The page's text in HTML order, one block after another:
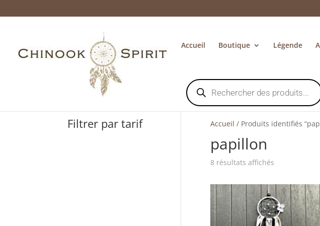
Accueil Boutique Légende
Recherche
de
produits
Accueil / Produits identifiés
papillon
8 résultats affichésTrié
plus
récent
au
plus
Filtrer par tarif